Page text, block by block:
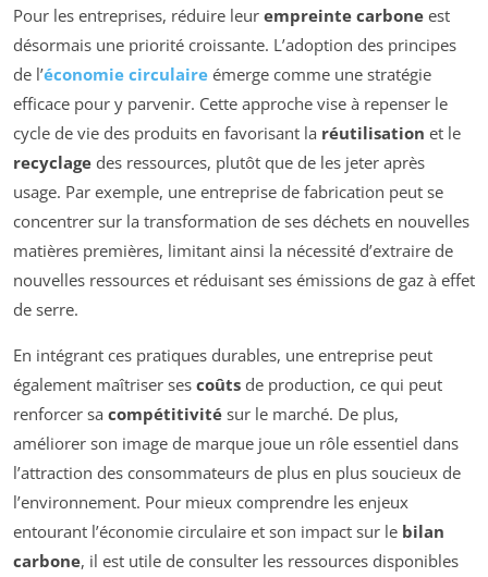
Pour les entreprises, réduire leur empreinte carbone est
désormais une priorité croissante. L’adoption des principes
de l’économie circulaire émerge comme une stratégie
efficace pour y parvenir. Cette approche vise à repenser le
cycle de vie des produits en favorisant la réutilisation et le
recyclage des ressources, plutôt que de les jeter après
usage. Par exemple, une entreprise de fabrication peut se
concentrer sur la transformation de ses déchets en nouvelles
matières premières, limitant ainsi la nécessité d’extraire de
nouvelles ressources et réduisant ses émissions de gaz à effet
de serre.
En intégrant ces pratiques durables, une entreprise peut
également maîtriser ses coûts de production, ce qui peut
renforcer sa compétitivité sur le marché. De plus,
améliorer son image de marque joue un rôle essentiel dans
l’attraction des consommateurs de plus en plus soucieux de
l’environnement. Pour mieux comprendre les enjeux
entourant l’économie circulaire et son impact sur le bilan
carbone, il est utile de consulter les ressources disponibles